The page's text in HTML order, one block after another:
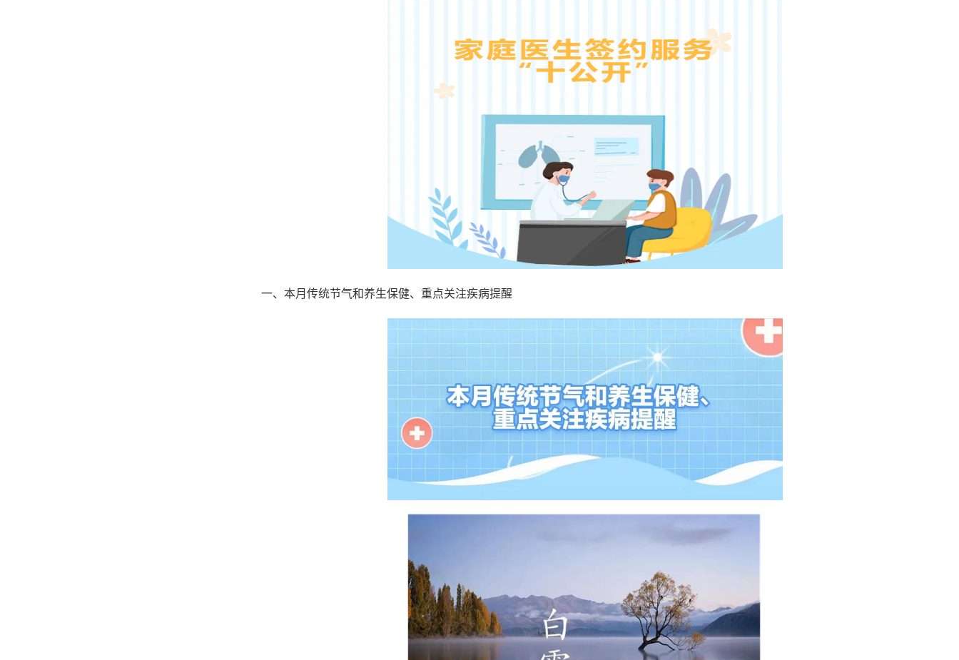
一、本月传统节气和养生保健、重点关注疾病提醒